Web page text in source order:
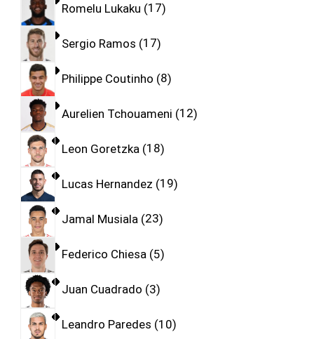
Romelu Lukaku 17
Sergio Ramos 17
Philippe Coutinho 8
Aurelien Tchouameni 12
Leon Goretzka 18
Lucas Hernandez 19
Jamal Musiala 23
Federico Chiesa 5
Juan Cuadrado 3
Leandro Paredes 10